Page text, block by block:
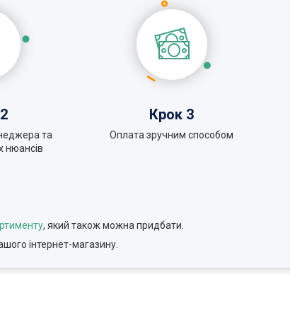
та
нюансів
Крок 3
Оплата зручним способом
, який також можна придбати.
інтернет-магазину.